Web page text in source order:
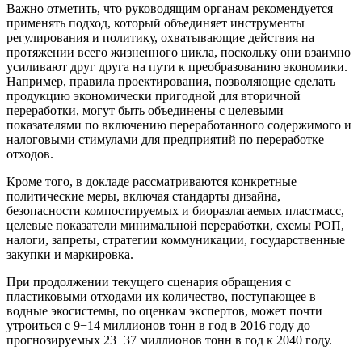
Важно отметить, что руководящим органам рекомендуется
применять подход, который объединяет инструменты
регулирования и политику, охватывающие действия на
протяжении всего жизненного цикла, поскольку они взаимно
усиливают друг друга на пути к преобразованию экономики.
Например, правила проектирования, позволяющие сделать
продукцию экономически пригодной для вторичной
переработки, могут быть объединены с целевыми
показателями по включению переработанного содержимого и
налоговыми стимулами для предприятий по переработке
отходов.
Кроме того, в докладе рассматриваются конкретные
политические меры, включая стандарты дизайна,
безопасности компостируемых и биоразлагаемых пластмасс,
целевые показатели минимальной переработки, схемы РОП,
налоги, запреты, стратегии коммуникации, государственные
закупки и маркировка.
При продолжении текущего сценария обращения с
пластиковыми отходами их количество, поступающее в
водные экосистемы, по оценкам экспертов, может почти
утроиться с 9−14 миллионов тонн в год в 2016 году до
прогнозируемых 23−37 миллионов тонн в год к 2040 году.